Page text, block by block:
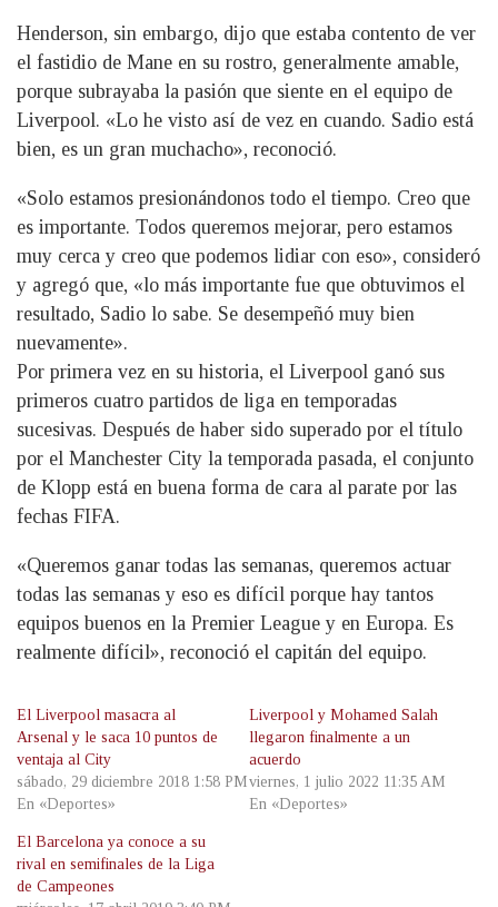
Henderson, sin embargo, dijo que estaba contento de ver
el fastidio de Mane en su rostro, generalmente amable,
porque subrayaba la pasión que siente en el equipo de
Liverpool. «Lo he visto así de vez en cuando. Sadio está
bien, es un gran muchacho», reconoció.
«Solo estamos presionándonos todo el tiempo. Creo que
es importante. Todos queremos mejorar, pero estamos
muy cerca y creo que podemos lidiar con eso», consideró
y agregó que, «lo más importante fue que obtuvimos el
resultado, Sadio lo sabe. Se desempeñó muy bien
nuevamente».
Por primera vez en su historia, el Liverpool ganó sus
primeros cuatro partidos de liga en temporadas
sucesivas. Después de haber sido superado por el título
por el Manchester City la temporada pasada, el conjunto
de Klopp está en buena forma de cara al parate por las
fechas FIFA.
«Queremos ganar todas las semanas, queremos actuar
todas las semanas y eso es difícil porque hay tantos
equipos buenos en la Premier League y en Europa. Es
realmente difícil», reconoció el capitán del equipo.
El Liverpool masacra al
Arsenal y le saca 10 puntos de
ventaja al City
sábado, 29 diciembre 2018 1:58 PM
En «Deportes»
Liverpool y Mohamed Salah
llegaron finalmente a un
acuerdo
viernes, 1 julio 2022 11:35 AM
En «Deportes»
El Barcelona ya conoce a su
rival en semifinales de la Liga
de Campeones